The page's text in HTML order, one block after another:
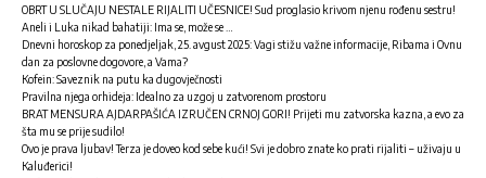
OBRT U SLUČAJU NESTALE RIJALITI UČESNICE! Sud proglasio krivom njenu rođenu sestru!
Aneli i Luka nikad bahatiji: Ima se, može se …
Dnevni horoskop za ponedjeljak, 25. avgust 2025: Vagi stižu važne informacije, Ribama i Ovnu
dan za poslovne dogovore, a Vama?
Kofein: Saveznik na putu ka dugovječnosti
Pravilna njega orhideja: Idealno za uzgoj u zatvorenom prostoru
BRAT MENSURA AJDARPAŠIĆA IZRUČEN CRNOJ GORI! Prijeti mu zatvorska kazna, a evo za
šta mu se prije sudilo!
Ovo je prava ljubav! Terza je doveo kod sebe kući! Svi je dobro znate ko prati rijaliti – uživaju u
Kaluđerici!